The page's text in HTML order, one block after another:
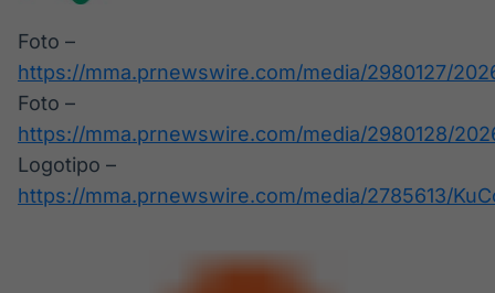
Foto –
https://mma.prnewswire.com/media/2980127/
Foto –
https://mma.prnewswire.com/media/2980128/
Logotipo –
https://mma.prnewswire.com/media/2785613/